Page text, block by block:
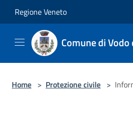
Regione Veneto
Comune di Vodo
Home > Protezione civile >